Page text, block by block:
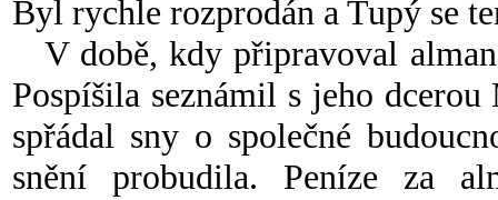
Byl rychle rozprodán a Tupý se
V době, kdy připravoval
Pospíšila seznámil s jeho
spřádal sny o společné
snění probudila. Peníze za